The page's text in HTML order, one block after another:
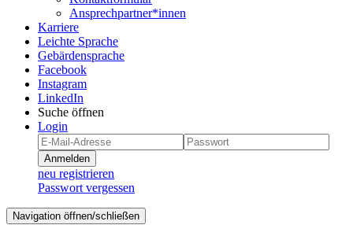
Ansprechpartner*innen
Karriere
Leichte Sprache
Gebärdensprache
Facebook
Instagram
LinkedIn
Suche öffnen
Login
Anmelden
neu registrieren
Passwort vergessen
Navigation öffnen/schließen